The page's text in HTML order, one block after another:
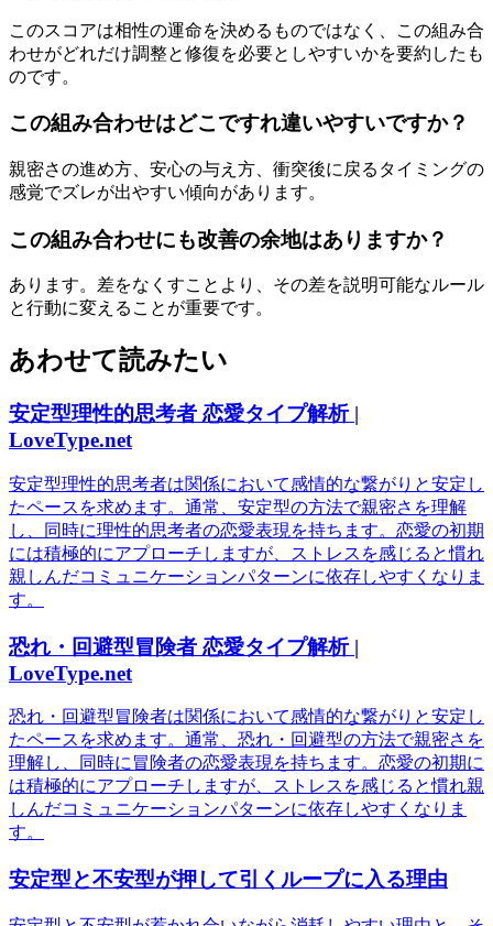
このスコアは相性の運命を決めるものではなく、この組み合
わせがどれだけ調整と修復を必要としやすいかを要約したも
のです。
この組み合わせはどこですれ違いやすいですか？
親密さの進め方、安心の与え方、衝突後に戻るタイミングの
感覚でズレが出やすい傾向があります。
この組み合わせにも改善の余地はありますか？
あります。差をなくすことより、その差を説明可能なルール
と行動に変えることが重要です。
あわせて読みたい
安定型理性的思考者 恋愛タイプ解析 |
LoveType.net
安定型理性的思考者は関係において感情的な繋がりと安定し
たペースを求めます。通常、安定型の方法で親密さを理解
し、同時に理性的思考者の恋愛表現を持ちます。恋愛の初期
には積極的にアプローチしますが、ストレスを感じると慣れ
親しんだコミュニケーションパターンに依存しやすくなりま
す。
恐れ・回避型冒険者 恋愛タイプ解析 |
LoveType.net
恐れ・回避型冒険者は関係において感情的な繋がりと安定し
たペースを求めます。通常、恐れ・回避型の方法で親密さを
理解し、同時に冒険者の恋愛表現を持ちます。恋愛の初期に
は積極的にアプローチしますが、ストレスを感じると慣れ親
しんだコミュニケーションパターンに依存しやすくなりま
す。
安定型と不安型が押して引くループに入る理由